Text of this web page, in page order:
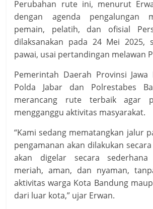
Perubahan rute ini, menurut
dengan agenda pengalungan
pemain, pelatih, dan ofisial
dilaksanakan pada 24 Mei 2025,
pawai, usai pertandingan melawan
Pemerintah Daerah Provinsi Jawa
Polda Jabar dan Polrestabes
merancang rute terbaik agar
mengganggu aktivitas masyarakat.
“Kami sedang mematangkan jalur
pengamanan akan dilakukan
akan digelar secara
meriah, aman, dan nyaman,
aktivitas warga Kota Bandung
dari luar kota,” ujar Erwan.